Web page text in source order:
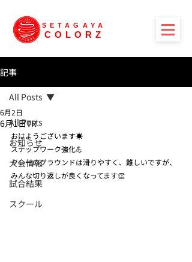
SETAGAYA
COLORZ
記事
All Posts
お知らせ
大会情報
試合結果
スクール
All Posts
6月1日TR
6月2日
おはようございます☀
ステップワーク強化💪
クレーのグラウンドは滑りやすく、難しいですが、
みんな切り返しが良くなってます👏